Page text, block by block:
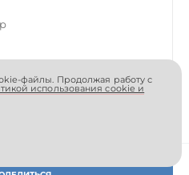
файлы. Продолжая работу с
использования cookie и